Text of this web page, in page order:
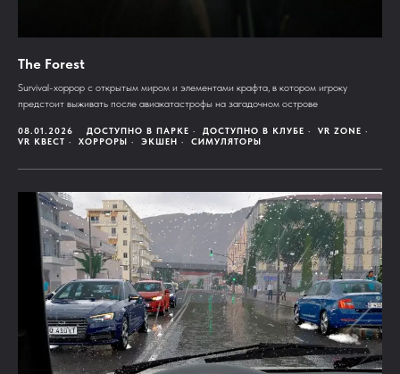
The Forest
Survival-хоррор с открытым миром и элементами крафта, в котором игроку
предстоит выживать после авиакатастрофы на загадочном острове
08.01.2026 ДОСТУПНО В ПАРКЕ ДОСТУПНО В КЛУБЕ
VR ZONE
VR КВЕСТ
ХОРРОРЫ ЭКШЕН СИМУЛЯТОРЫ